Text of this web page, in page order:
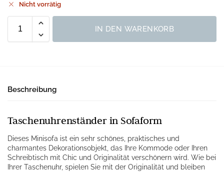
Nicht vorrätig
IN DEN WARENKORB
Beschreibung
Taschenuhrenständer in Sofaform
Dieses Minisofa ist ein sehr schönes, praktisches und
charmantes Dekorationsobjekt, das Ihre Kommode oder Ihren
Schreibtisch mit Chic und Originalität verschönern wird. Wie bei
Ihrer Taschenuhr, spielen Sie mit der Originalität und bleiben